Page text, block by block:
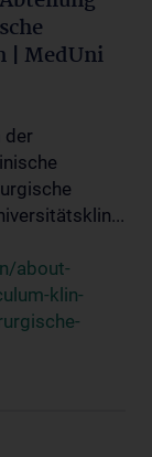
| MedUni
der
about-
klin-